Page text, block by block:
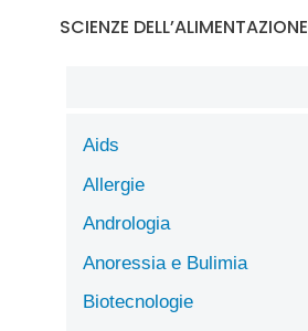
SCIENZE DELL’ALIMENTAZIONE
Aids
Allergie
Andrologia
Anoressia e Bulimia
Biotecnologie